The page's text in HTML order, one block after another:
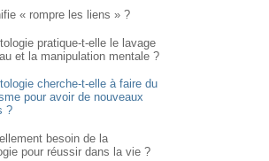
« rompre les liens » ?
pratique-t-elle le lavage
et la manipulation mentale ?
cherche-t-elle à faire du
pour avoir de nouveaux
?
besoin de la
pour réussir dans la vie ?